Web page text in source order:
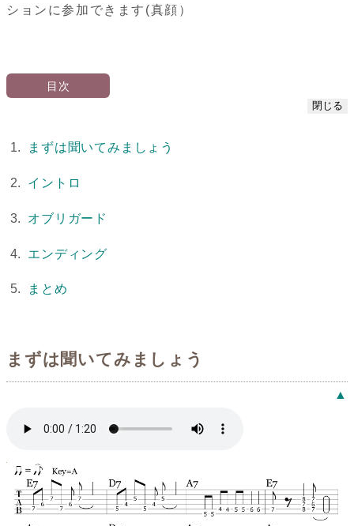
ションに参加できます(真顔）
閉じる
まずは聞いてみましょう
イントロ
オブリガード
エンディング
まとめ
まずは聞いてみましょう
▲